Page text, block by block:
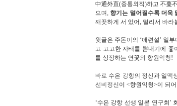
中通外直(중통외직)하고 不蔓
으며, 향기는 멀어질수록 더욱
깨끗하게 서 있어, 멀리서 바라
윗글은 주돈이의 ‘애련설 ’ 일부
고 고고한 자태를 뽐내기에 좋
를 상징하는 연꽃의 향원익청!
바로 수은 강항의 정신과 일맥
선비정신이 <향원익청>이 되
‘수은 강항 선생 일본 연구회 ’